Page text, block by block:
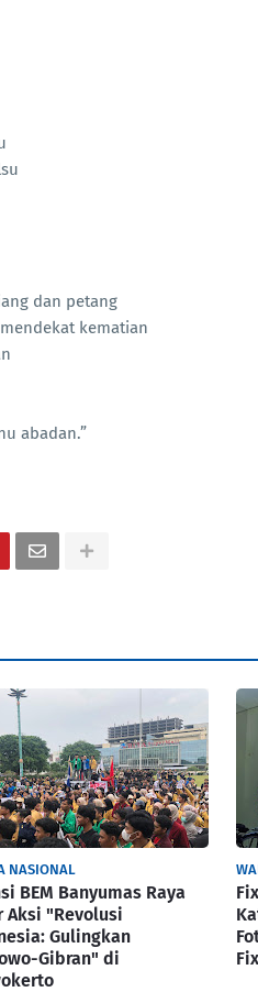
dan petang
kematian
abadan.”
NASIONAL
BEM Banyumas Raya
Aksi "Revolusi
Gulingkan
Gibran" di